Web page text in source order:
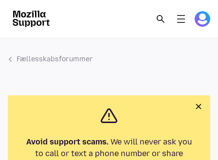
Fællesskabsforummer
Avoid support scams.We will never ask you
to call or text a phone number or share